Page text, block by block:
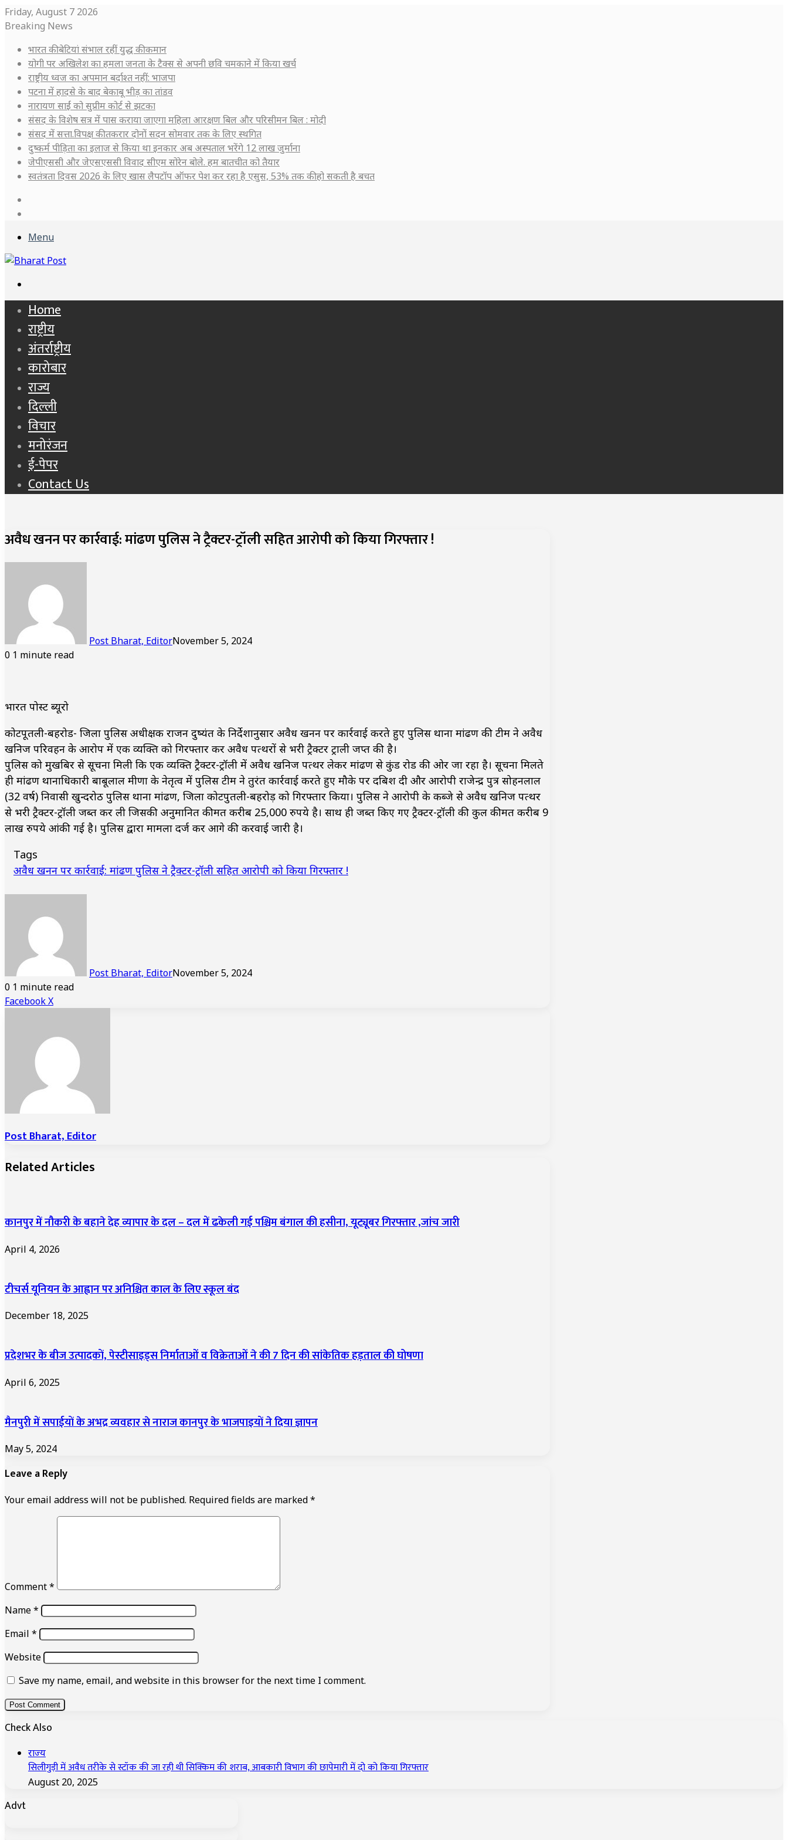
Friday, August 7 2026
Breaking News
भारत की बेटियां संभाल रहीं युद्ध की कमान
योगी पर अखिलेश का हमला जनता के टैक्स से अपनी छवि चमकाने में किया खर्च
राष्ट्रीय ध्वज का अपमान बर्दाश्त नहीं: भाजपा
पटना में हादसे के बाद बेकाबू भीड़ का तांडव
नारायण साईं को सुप्रीम कोर्ट से झटका
संसद के विशेष सत्र में पास कराया जाएगा महिला आरक्षण बिल और परिसीमन बिल : मोदी
संसद में सत्ता.विपक्ष की तकरार दोनों सदन सोमवार तक के लिए स्थगित
दुष्कर्म पीड़िता का इलाज से किया था इनकार अब अस्पताल भरेंगे 12 लाख जुर्माना
जेपीएससी और जेएसएससी विवाद सीएम सोरेन बोले. हम बातचीत को तैयार
स्वतंत्रता दिवस 2026 के लिए खास लैपटॉप ऑफर पेश कर रहा है एसुस, 53% तक की हो सकती है बचत
Menu
for
Home
राष्ट्रीय
अंतर्राष्ट्रीय
कारोबार
राज्य
दिल्ली
विचार
मनोरंजन
ई-पेपर
Contact Us
अवैध खनन पर कार्रवाई: मांढण पुलिस ने ट्रैक्टर-ट्रॉली सहित आरोपी को किया गिरफ्तार !
Post Bharat, EditorNovember 5, 2024
0 1 minute read
भारत पोस्ट ब्यूरो
कोटपूतली-बहरोड- जिला पुलिस अधीक्षक राजन दुष्यंत के निर्देशानुसार अवैध खनन पर कार्रवाई करते हुए पुलिस थाना मांढण की टीम ने अवैध
खनिज परिवहन के आरोप में एक व्यक्ति को गिरफ्तार कर अवैध पत्थरों से भरी ट्रैक्टर ट्राली जप्त की है।
पुलिस को मुखबिर से सूचना मिली कि एक व्यक्ति ट्रैक्टर-ट्रॉली में अवैध खनिज पत्थर लेकर मांढण से कुंड रोड की ओर जा रहा है। सूचना मिलते
ही मांढण थानाधिकारी बाबूलाल मीणा के नेतृत्व में पुलिस टीम ने तुरंत कार्रवाई करते हुए मौके पर दबिश दी और आरोपी राजेन्द्र पुत्र सोहनलाल
(32 वर्ष) निवासी खुन्दरोठ पुलिस थाना मांढण, जिला कोटपुतली-बहरोड़ को गिरफ्तार किया। पुलिस ने आरोपी के कब्जे से अवैध खनिज पत्थर
से भरी ट्रैक्टर-ट्रॉली जब्त कर ली जिसकी अनुमानित कीमत करीब 25,000 रुपये है। साथ ही जब्त किए गए ट्रैक्टर-ट्रॉली की कुल कीमत करीब 9
लाख रुपये आंकी गई है। पुलिस द्वारा मामला दर्ज कर आगे की करवाई जारी है।
Tags
अवैध खनन पर कार्रवाई: मांढण पुलिस ने ट्रैक्टर-ट्रॉली सहित आरोपी को किया गिरफ्तार !
Post Bharat, EditorNovember 5, 2024
0 1 minute read
FacebookXLinkedIn
Tumblr
Pinterest
Reddit
VKontakte
Share
Print
Post Bharat, Editor
Related Articles
कानपुर में नौकरी के बहाने देह व्यापार के दल – दल में ढकेली गई पश्चिम बंगाल की हसीना, यूट्यूबर गिरफ्तार ,जांच जारी
April 4, 2026
टीचर्स यूनियन के आह्वान पर अनिश्चित काल के लिए स्कूल बंद
December 18, 2025
प्रदेशभर के बीज उत्पादकों, पेस्टीसाइड्स निर्माताओं व विक्रेताओं ने की 7 दिन की सांकेतिक हड़ताल की घोषणा
April 6, 2025
मैनपुरी में सपाईयों के अभद्र व्यवहार से नाराज कानपुर के भाजपाइयों ने दिया ज्ञापन
May 5, 2024
Leave a Reply
Your email address will not be published. Required fields are marked*
Comment*
Name*
Email *
Website
Save my name, email, and website in this browser for the next time I comment.
Check Also
राज्य
सिलीगुड़ी में अवैध तरीके से स्टॉक की जा रही थी सिक्किम की शराब, आबकारी विभाग की छापेमारी में दो को किया गिरफ्तार
August 20, 2025
Advt